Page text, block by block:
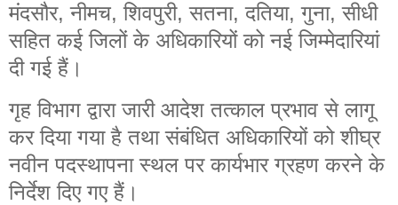
मंदसौर, नीमच, शिवपुरी, सतना, दतिया, गुना, सीधी
सहित कई जिलों के अधिकारियों को नई जिम्मेदारियां
दी गई हैं।
गृह विभाग द्वारा जारी आदेश तत्काल प्रभाव से लागू
कर दिया गया है तथा संबंधित अधिकारियों को शीघ्र
नवीन पदस्थापना स्थल पर कार्यभार ग्रहण करने के
निर्देश दिए गए हैं।